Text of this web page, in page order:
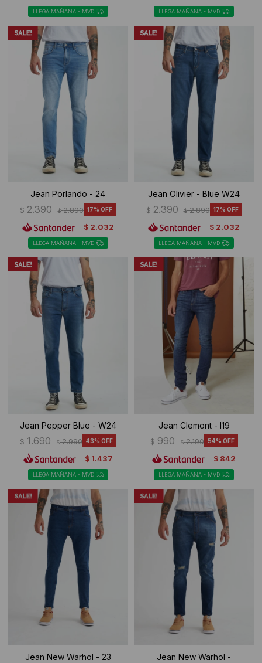
LLEGA MAÑANA - MVD LLEGA MAÑANA - MVD
Jean Porlando - 24
$ 2.390 $ 2.890 17
$ 2.032
LLEGA MAÑANA - MVD
Jean Olivier - Blue W24
$ 2.390 $ 2.890 17
$ 2.032
LLEGA MAÑANA - MVD
Jean Pepper Blue - W24
$ 1.690 $ 2.990 43
$ 1.437
LLEGA MAÑANA - MVD
Jean Clemont - I19
$ 990 $ 2.190 54
$ 842
LLEGA MAÑANA - MVD
Jean New Warhol - 23
Jean New Warhol -